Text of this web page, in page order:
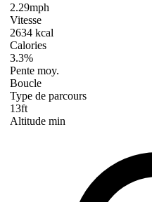
2.29mph
Vitesse
2634 kcal
Calories
3.3%
Pente moy.
Boucle
Type de parcours
13ft
Altitude min